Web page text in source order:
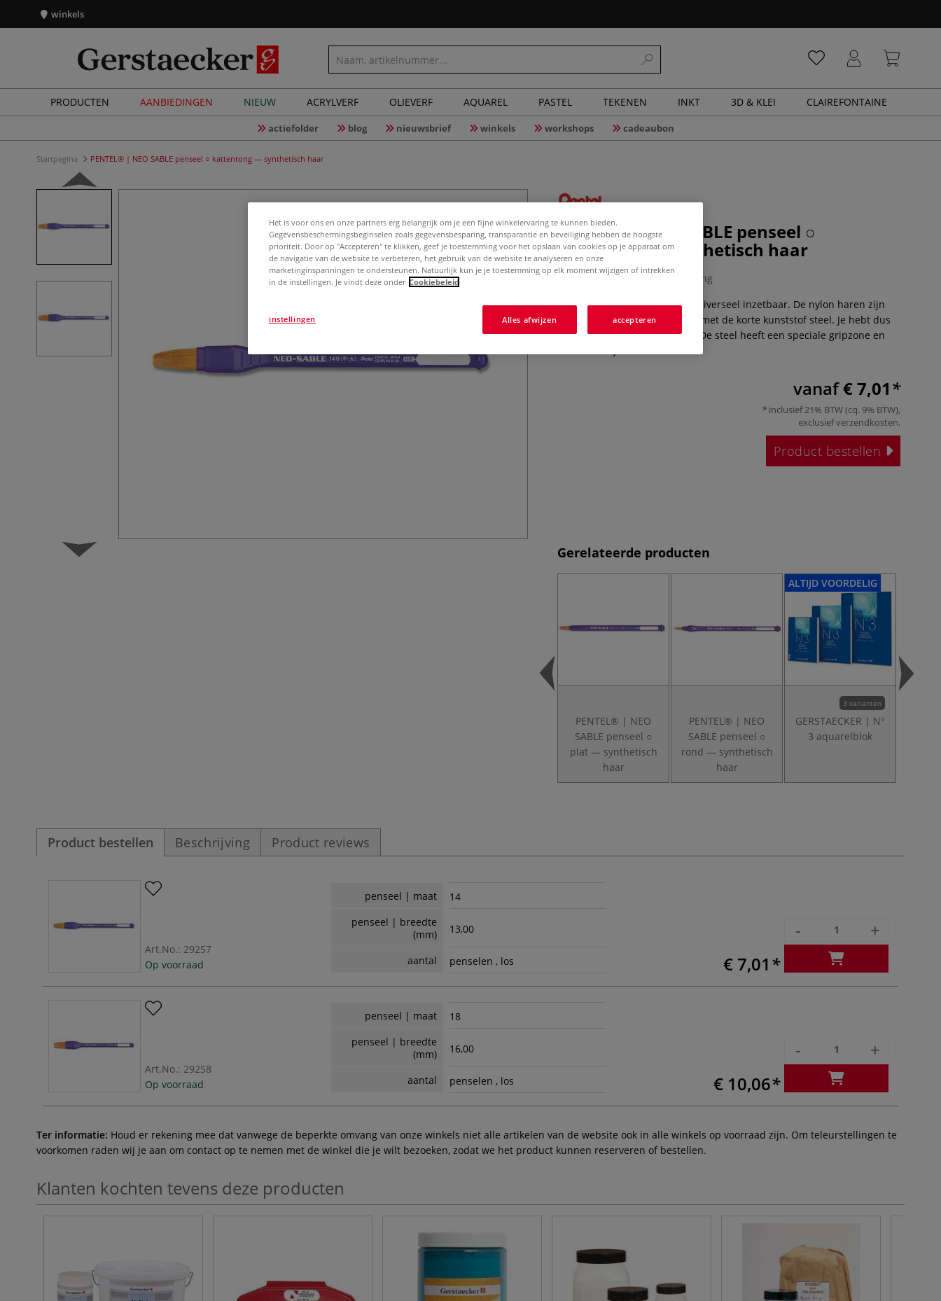
winkels
PRODUCTEN AANBIEDINGEN NIEUW ACRYLVERF OLIEVERF AQUAREL PASTEL TEKENEN INKT 3D & KLEI CLAIREFONTAINE
actiefolder blog nieuwsbrief winkels workshops cadeaubon
Startpagina PENTEL® | NEO SABLE penseel ○ kattentong — synthetisch haar
PENTEL® | NEO SABLE penseel ○
kattentong — synthetisch haar
0 Beoordeling
Dit penseel is zeer robuust en universeel inzetbaar. De nylon haren zijn
versmolten en direct verbonden met de korte kunststof steel. Je hebt dus
geen last meer van losse haren. De steel heeft een speciale gripzone en
vanaf€ 7,01
inclusief 21% BTW (cq. 9% BTW),
exclusiefverzendkosten.
Product bestellen
Gerelateerde producten
PENTEL® | NEO
SABLE penseel ○
plat — synthetisch
haar
PENTEL® | NEO
SABLE penseel ○
rond — synthetisch
haar
ALTIJD VOORDELIG
3 varianten
GERSTAECKER | N°
3 aquarelblok
Product bestellen Beschrijving Product reviews
Art.No.: 29257
Op voorraad
penseel | maat
14
penseel | breedte
(mm)
13,00
aantal penselen , los € 7,01
- +
Art.No.: 29258
Op voorraad
penseel | maat
18
penseel | breedte
(mm)
16,00
aantal penselen , los € 10,06
- +
Ter informatie: Houd er rekening mee dat vanwege de beperkte omvang van onze winkels niet alle artikelen van de website ook in alle winkels op voorraad zijn. Om teleurstellingen te
voorkomen raden wij je aan om contact op te nemen met de winkel die je wilt bezoeken, zodat we het product kunnen reserveren of bestellen.
Klanten kochten tevens deze producten
Het is voor ons en onze partners erg belangrijk om je een fijne winkelervaring te kunnen bieden.
Gegevensbeschermingsbeginselen zoals gegevensbesparing, transparantie en beveiliging hebben de hoogste
prioriteit. Door op "Accepteren" te klikken, geef je toestemming voor het opslaan van cookies op je apparaat om
de navigatie van de website te verbeteren, het gebruik van de website te analyseren en onze
marketinginspanningen te ondersteunen. Natuurlijk kun je je toestemming op elk moment wijzigen of intrekken
in de instellingen. Je vindt deze onder Cookiebeleid
Alles afwijzen accepteren
instellingen